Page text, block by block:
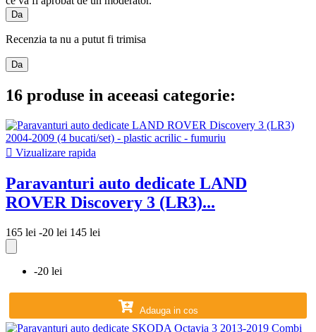
Da
Recenzia ta nu a putut fi trimisa
Da
16 produse in aceeasi categorie:
 Vizualizare rapida
Paravanturi auto dedicate LAND
ROVER Discovery 3 (LR3)...
165 lei -20 lei 145 lei
-20 lei
Adauga in cos